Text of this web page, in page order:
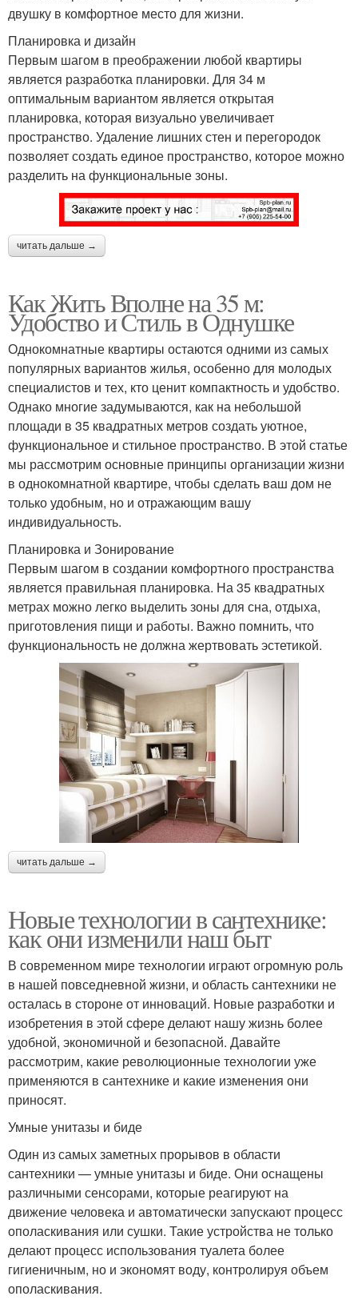
двушку в комфортное место для жизни.
Планировка и дизайн
Первым шагом в преображении любой квартиры
является разработка планировки. Для 34 м
оптимальным вариантом является открытая
планировка, которая визуально увеличивает
пространство. Удаление лишних стен и перегородок
позволяет создать единое пространство, которое можно
разделить на функциональные зоны.
читать дальше →
Как Жить Вполне на 35 м:
Удобство и Стиль в Однушке
Однокомнатные квартиры остаются одними из самых
популярных вариантов жилья, особенно для молодых
специалистов и тех, кто ценит компактность и удобство.
Однако многие задумываются, как на небольшой
площади в 35 квадратных метров создать уютное,
функциональное и стильное пространство. В этой статье
мы рассмотрим основные принципы организации жизни
в однокомнатной квартире, чтобы сделать ваш дом не
только удобным, но и отражающим вашу
индивидуальность.
Планировка и Зонирование
Первым шагом в создании комфортного пространства
является правильная планировка. На 35 квадратных
метрах можно легко выделить зоны для сна, отдыха,
приготовления пищи и работы. Важно помнить, что
функциональность не должна жертвовать эстетикой.
читать дальше →
Новые технологии в сантехнике:
как они изменили наш быт
В современном мире технологии играют огромную роль
в нашей повседневной жизни, и область сантехники не
осталась в стороне от инноваций. Новые разработки и
изобретения в этой сфере делают нашу жизнь более
удобной, экономичной и безопасной. Давайте
рассмотрим, какие революционные технологии уже
применяются в сантехнике и какие изменения они
приносят.
Умные унитазы и биде
Один из самых заметных прорывов в области
сантехники — умные унитазы и биде. Они оснащены
различными сенсорами, которые реагируют на
движение человека и автоматически запускают процесс
ополаскивания или сушки. Такие устройства не только
делают процесс использования туалета более
гигиеничным, но и экономят воду, контролируя объем
ополаскивания.